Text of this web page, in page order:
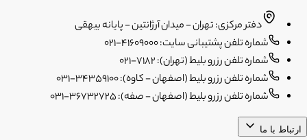
دفتر مرکزی: تهران - میدان آرژانتین - پایانه بیهقی
شماره تلفن پشتیبانی سایت: 41609000-021
شماره تلفن رزرو بلیط (تهران): 7182-021
شماره تلفن رزرو بلیط (اصفهان - کاوه): 34359100-031
شماره تلفن رزرو بلیط (اصفهان - صفه): 36732725-031
ارتباط با ما